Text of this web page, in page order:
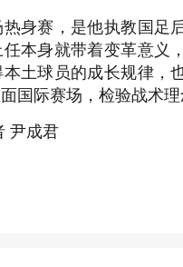
身赛，是他执教国足
本身就带着变革意义
土球员的成长规律，
国际赛场，检验战术
尹成君